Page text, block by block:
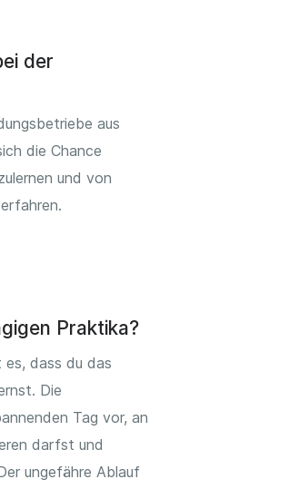
der
aus
die Chance
und von
Praktika?
es, dass du das
Die
Tag vor, an
darfst und
ungefähre Ablauf